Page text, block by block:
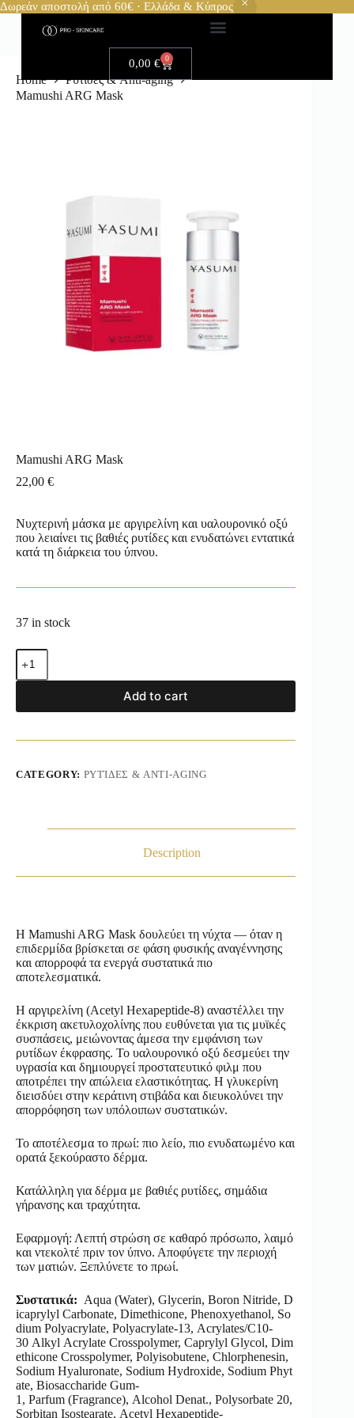
Δωρεάν αποστολή από 60€ · Ελλάδα & Κύπρος
0,00€ 0
Home
Ρυτίδες & Anti-aging
Mamushi ARG Mask
Mamushi ARG Mask
22,00 €
Νυχτερινή μάσκα με αργιρελίνη και υαλουρονικό οξύ
που λειαίνει τις βαθιές ρυτίδες και ενυδατώνει εντατικά
κατά τη διάρκεια του ύπνου.
37 in stock
Add to cart
CATEGORY: ΡΥΤΊΔΕΣ & ANTI-AGING
Description
Η Mamushi ARG Mask δουλεύει τη νύχτα — όταν η
επιδερμίδα βρίσκεται σε φάση φυσικής αναγέννησης
και απορροφά τα ενεργά συστατικά πιο
αποτελεσματικά.
Η αργιρελίνη (Acetyl Hexapeptide-8) αναστέλλει την
έκκριση ακετυλοχολίνης που ευθύνεται για τις μυϊκές
συσπάσεις, μειώνοντας άμεσα την εμφάνιση των
ρυτίδων έκφρασης. Το υαλουρονικό οξύ δεσμεύει την
υγρασία και δημιουργεί προστατευτικό φιλμ που
αποτρέπει την απώλεια ελαστικότητας. Η γλυκερίνη
διεισδύει στην κεράτινη στιβάδα και διευκολύνει την
απορρόφηση των υπόλοιπων συστατικών.
Το αποτέλεσμα το πρωί: πιο λείο, πιο ενυδατωμένο και
ορατά ξεκούραστο δέρμα.
Κατάλληλη για δέρμα με βαθιές ρυτίδες, σημάδια
γήρανσης και τραχύτητα.
Εφαρμογή: Λεπτή στρώση σε καθαρό πρόσωπο, λαιμό
και ντεκολτέ πριν τον ύπνο. Αποφύγετε την περιοχή
των ματιών. Ξεπλύνετε το πρωί.
Συστατικά: Aqua (Water), Glycerin, Boron Nitride, D
icaprylyl Carbonate, Dimethicone, Phenoxyethanol, So
dium Polyacrylate, Polyacrylate-13, Acrylates/C10-
30 Alkyl Acrylate Crosspolymer, Caprylyl Glycol, Dim
ethicone Crosspolymer, Polyisobutene, Chlorphenesin,
Sodium Hyaluronate, Sodium Hydroxide, Sodium Phyt
ate, Biosaccharide Gum-
1, Parfum (Fragrance), Alcohol Denat., Polysorbate 20,
Sorbitan Isostearate, Acetyl Hexapeptide-